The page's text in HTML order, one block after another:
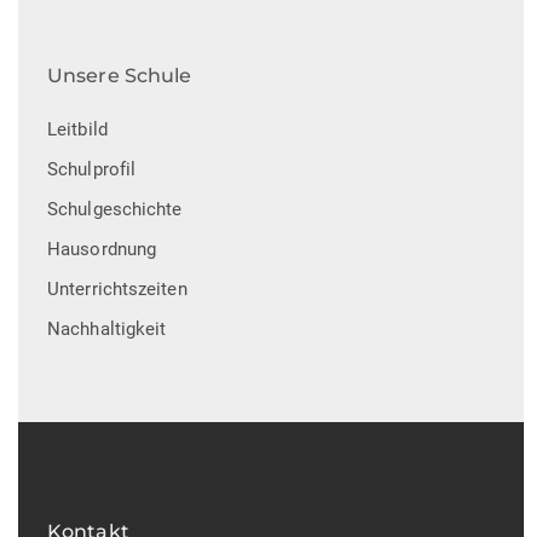
Unsere Schule
Leitbild
Schulprofil
Schulgeschichte
Hausordnung
Unterrichtszeiten
Nachhaltigkeit
Kontakt